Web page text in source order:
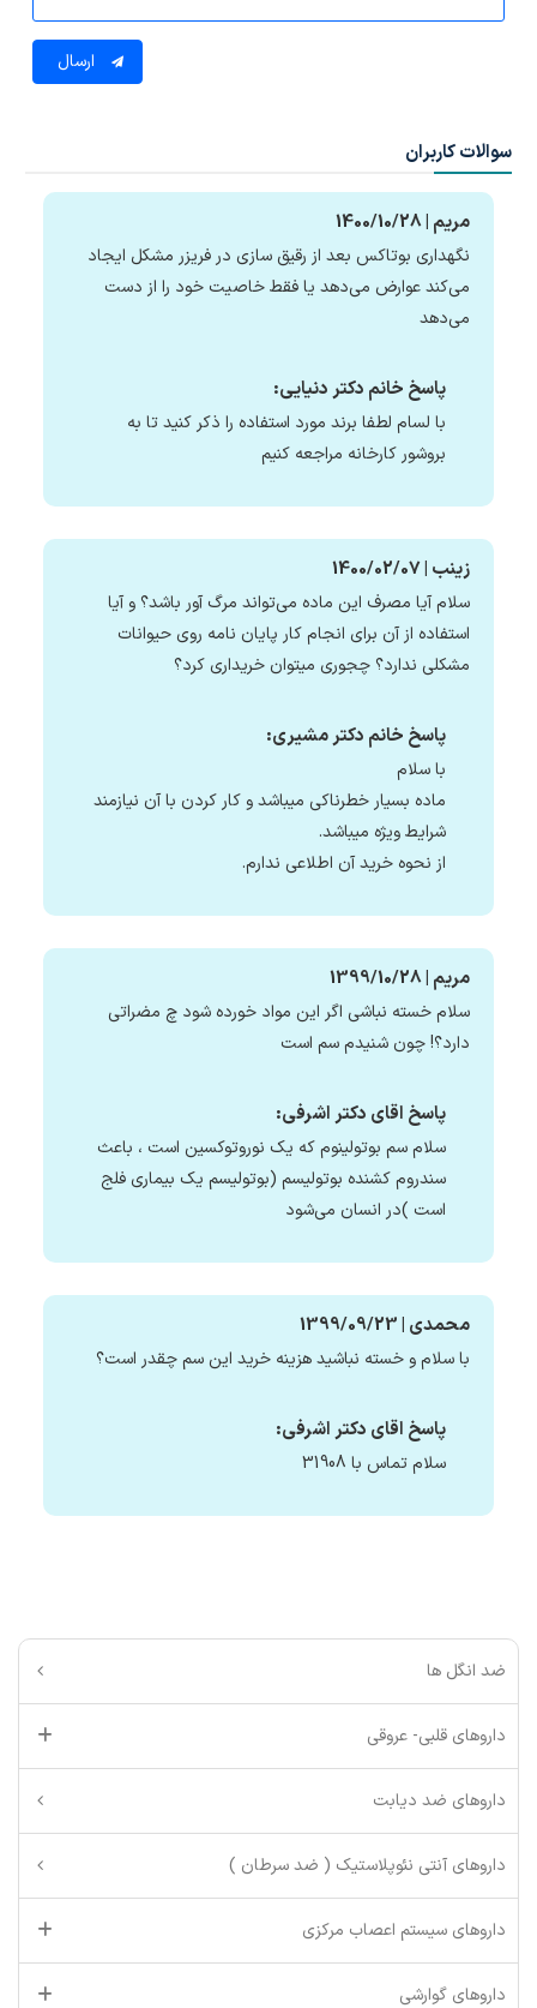
ارسال
سوالات کاربران
مریم | 1400/10/28
نگهداری بوتاکس بعد از رقیق سازی در فریزر مشکل ایجاد
می‌کند عوارض می‌دهد یا فقط خاصیت خود را از دست
می‌دهد
پاسخ خانم دکتر دنیایی:
با لسام لطفا برند مورد استفاده را ذکر کنید تا به
بروشور کارخانه مراجعه کنیم
زینب | 1400/02/07
سلام آیا مصرف این ماده می‌تواند مرگ آور باشد؟ و آیا
استفاده از آن برای انجام کار پایان نامه روی حیوانات
مشکلی ندارد؟ چجوری میتوان خریداری کرد؟
پاسخ خانم دکتر مشیری:
با سلام
ماده بسیار خطرناکی میباشد و کار کردن با آن نیازمند
شرایط ویژه میباشد.
از نحوه خرید آن اطلاعی ندارم.
مریم | 1399/10/28
سلام خسته نباشی اگر این مواد خورده شود چ مضراتی
دارد؟! چون شنیدم سم است
پاسخ اقای دکتر اشرفی:
سلام سم بوتولینوم که یک نوروتوکسین است ، باعث
سندروم کشنده بوتولیسم (بوتولیسم یک بیماری فلج
است )در انسان می‌شود
محمدی | 1399/09/23
با سلام و خسته نباشید هزینه خرید این سم چقدر است؟
پاسخ اقای دکتر اشرفی:
سلام تماس با 31908
ضد انگل ها
داروهای قلبی- عروقی
داروهای ضد دیابت
داروهای آنتی نئوپلاستیک ( ضد سرطان )
داروهای سیستم اعصاب مرکزی
داروهای گوارشی